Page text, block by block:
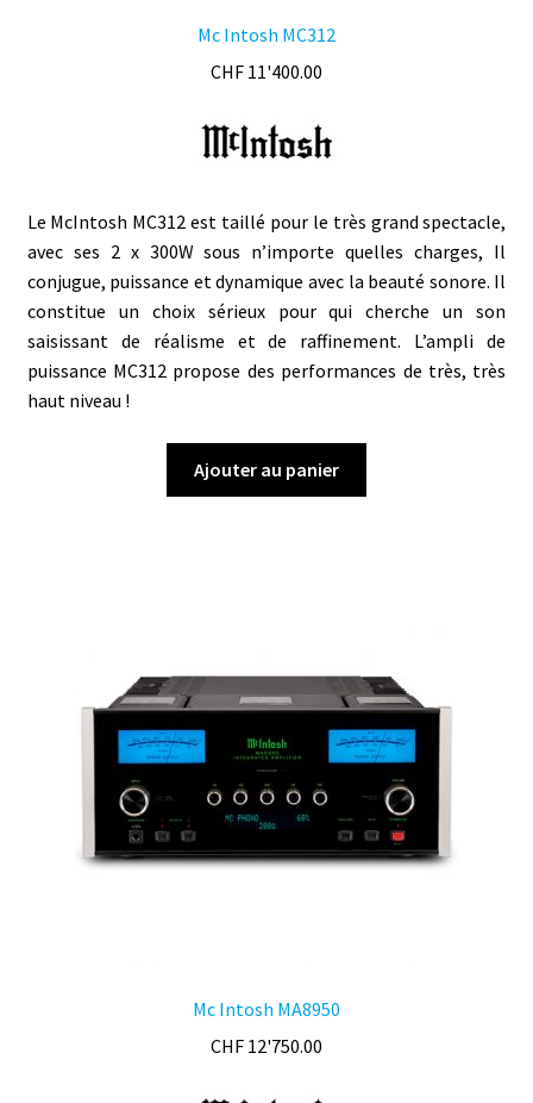
Mc Intosh MC312
CHF 11'400.00
Le McIntosh MC312 est taillé pour le très grand spectacle,
avec ses 2 x 300W sous n’importe quelles charges, Il
conjugue, puissance et dynamique avec la beauté sonore. Il
constitue un choix sérieux pour qui cherche un son
saisissant de réalisme et de raffinement. L’ampli de
puissance MC312 propose des performances de très, très
haut niveau !
Ajouter au panier
Mc Intosh MA8950
CHF 12'750.00